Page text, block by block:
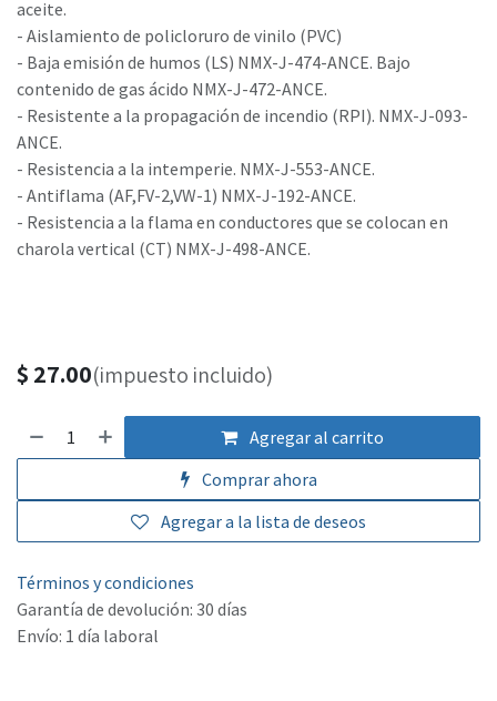
aceite.
- Aislamiento de policloruro de vinilo (PVC)
- Baja emisión de humos (LS) NMX-J-474-ANCE. Bajo
contenido de gas ácido NMX-J-472-ANCE.
- Resistente a la propagación de incendio (RPI). NMX-J-093-
ANCE.
- Resistencia a la intemperie. NMX-J-553-ANCE.
- Antiflama (AF,FV-2,VW-1) NMX-J-192-ANCE.
- Resistencia a la flama en conductores que se colocan en
charola vertical (CT) NMX-J-498-ANCE.
$ 27.00(impuesto incluido)
Agregar al carrito
Comprar ahora
Agregar a la lista de deseos
Términos y condiciones
Garantía de devolución: 30 días
Envío: 1 día laboral